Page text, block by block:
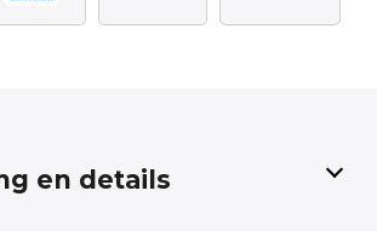
en details